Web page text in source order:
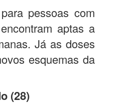
pessoas com
aptas a
Já as doses
esquemas da
(28)